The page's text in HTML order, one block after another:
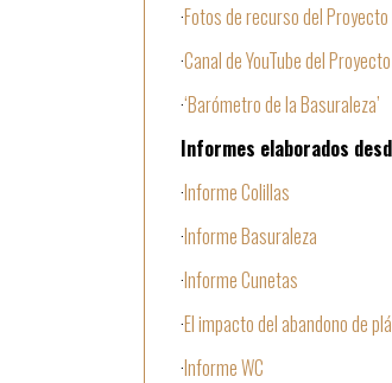
·Fotos de recurso del Proyecto
·Canal de YouTube del Proyecto
·‘Barómetro de la Basuraleza’
Informes elaborados
·Informe Colillas
·Informe Basuraleza
·Informe Cunetas
·El impacto del abandono de
·Informe WC